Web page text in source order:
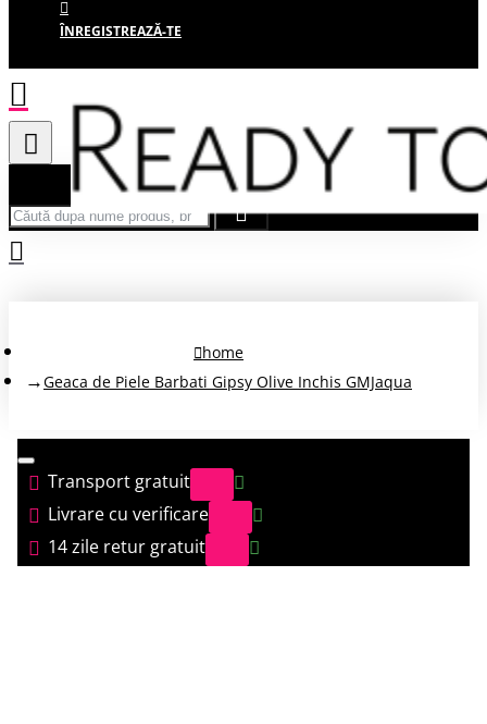
ÎNREGISTREAZĂ-TE
Căută după nume produs, brand...
home
Geaca de Piele Barbati Gipsy Olive Inchis GMJaqua
Transport gratuit
Livrare cu verificare
14 zile retur gratuit